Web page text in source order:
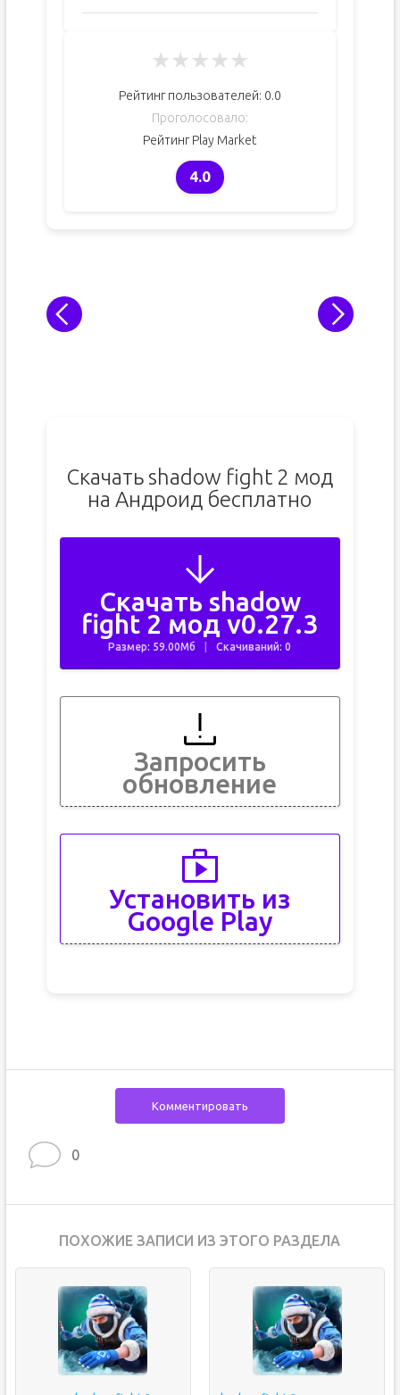
★★★★★
Рейтинг пользователей: 0.0
Проголосовало:
Рейтинг Play Market
4.0
Скачать shadow fight 2 мод
на Андроид бесплатно
Скачать shadow
fight 2 мод v0.27.3
Размер: 59.00Мб Скачиваний: 0
Запросить
обновление
Установить из
Google Play
Комментировать
0
ПОХОЖИЕ ЗАПИСИ ИЗ ЭТОГО РАЗДЕЛА